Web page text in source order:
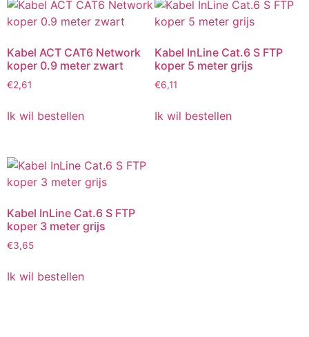
Kabel ACT CAT6 Network
koper 0.9 meter zwart
€2,61
Ik wil bestellen
Kabel InLine Cat.6 S FTP
koper 5 meter grijs
€6,11
Ik wil bestellen
Kabel InLine Cat.6 S FTP
koper 3 meter grijs
€3,65
Ik wil bestellen